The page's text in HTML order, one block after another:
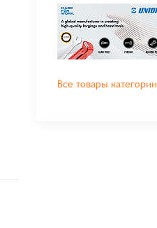
Все товары категории